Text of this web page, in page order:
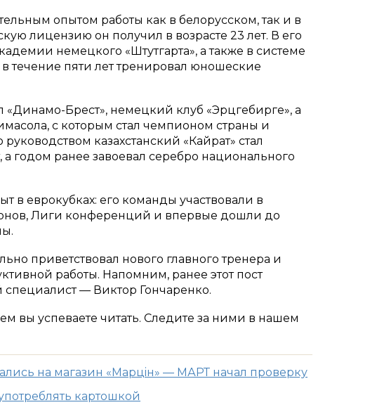
опытом работы как в белорусском, так и в
лицензию он получил в возрасте 23 лет. В его
немецкого «Штутгарта», а также в системе
течение пяти лет тренировал юношеские
«Динамо-Брест», немецкий клуб «Эрцгебирге», а
с которым стал чемпионом страны и
казахстанский «Кайрат» стал
годом ранее завоевал серебро национального
в еврокубках: его команды участвовали в
Лиги конференций и впервые дошли до
приветствовал нового главного тренера и
работы. Напомним, ранее этот пост
— Виктор Гончаренко.
вы успеваете читать. Следите за ними в нашем
на магазин «Марцiн» — МАРТ начал проверку
картошкой